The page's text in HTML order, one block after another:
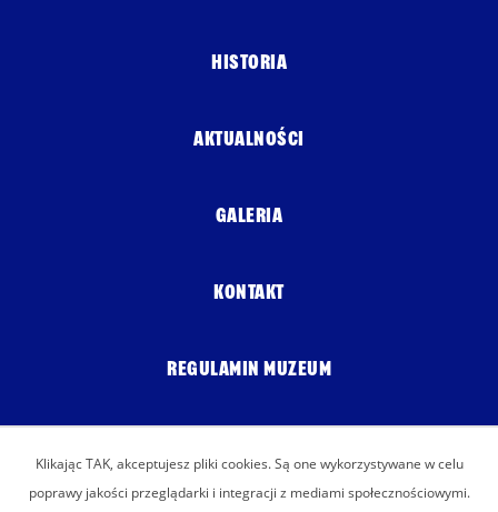
HISTORIA
AKTUALNOŚCI
GALERIA
KONTAKT
REGULAMIN MUZEUM
Klikając TAK, akceptujesz pliki cookies. Są one wykorzystywane w celu
poprawy jakości przeglądarki i integracji z mediami społecznościowymi.